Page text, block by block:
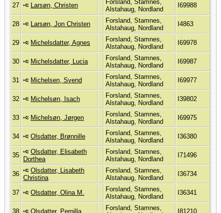
27 Larsøn, Christen
Forsland, Stamnes,
Alstahaug, Nordland
I69988
28 Larsøn, Jon Christen
Forsland, Stamnes,
Alstahaug, Nordland
I4863
29 Michelsdatter, Agnes
Forsland, Stamnes,
Alstahaug, Nordland
I69978
30 Michelsdatter, Lucia
Forsland, Stamnes,
Alstahaug, Nordland
I69987
31 Michelsen, Svend
Forsland, Stamnes,
Alstahaug, Nordland
I69977
32 Michelsøn, Isach
Forsland, Stamnes,
Alstahaug, Nordland
I39802
33 Michelsøn, Jørgen
Forsland, Stamnes,
Alstahaug, Nordland
I69975
34 Olsdatter, Brønnille
Forsland, Stamnes,
Alstahaug, Nordland
I36380
35
Olsdatter, Elisabeth
Dorthea
Forsland, Stamnes,
Alstahaug, Nordland
I71496
36
Olsdatter, Lisabeth
Christina
Forsland, Stamnes,
Alstahaug, Nordland
I36734
37 Olsdatter, Olina M.
Forsland, Stamnes,
Alstahaug, Nordland
I36341
38 Olsdatter, Pernilla
Forsland, Stamnes,
I81210